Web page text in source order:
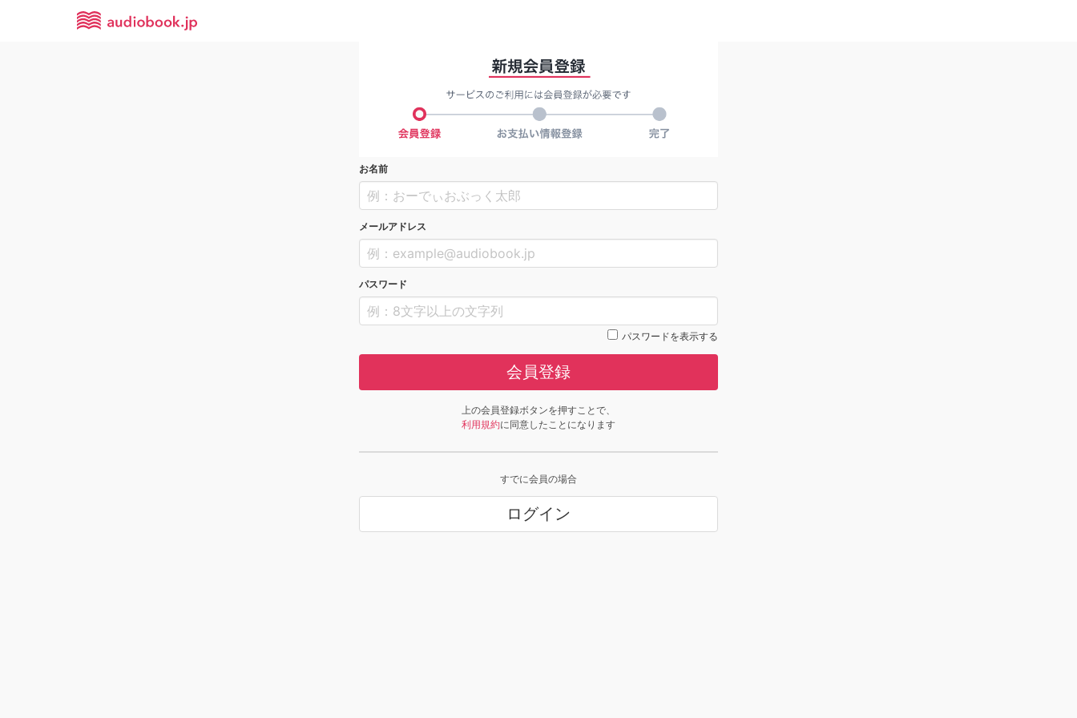
お名前
メールアドレス
パスワード
パスワードを表示する
会員登録
上の会員登録ボタンを押すことで、
利用規約に同意したことになります
すでに会員の場合
ログイン